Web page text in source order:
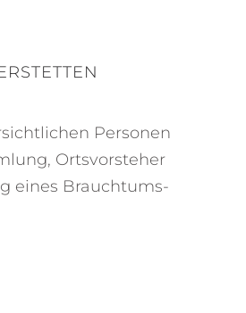
Personen
Ortsvorsteher
eines Brauchtums-